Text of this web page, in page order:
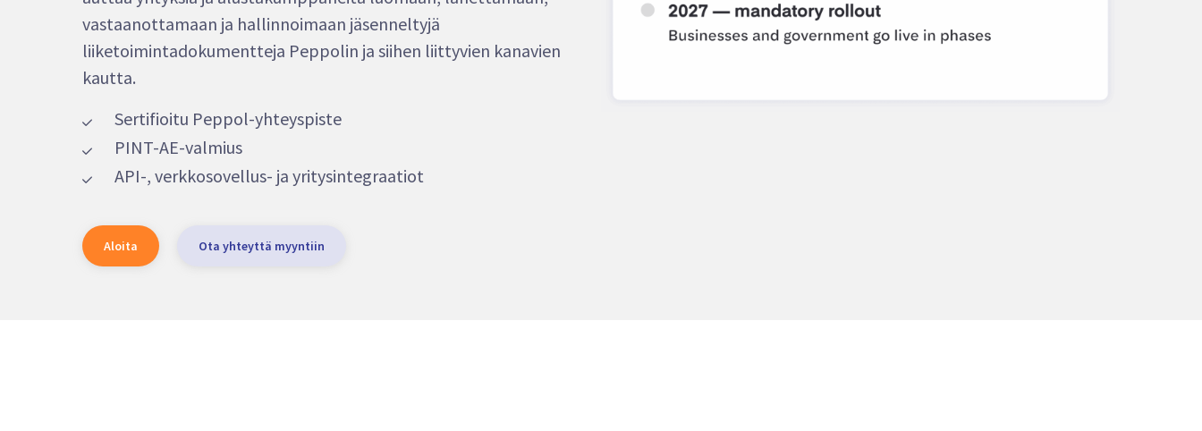
vastaanottamaan ja hallinnoimaan jäsenneltyjä
liiketoimintadokumentteja Peppolin ja siihen liittyvien kanavien
kautta.
Sertifioitu Peppol-yhteyspiste
PINT-AE-valmius
API-, verkkosovellus- ja yritysintegraatiot
Aloita Ota yhteyttä myyntiin